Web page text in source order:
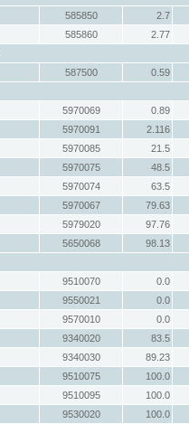
585850
2.7
585860
2.77
587500
0.59
5970069
0.89
5970091
2.116
5970085
21.5
5970075
48.5
5970074
63.5
5970067
79.63
5979020
97.76
5650068
98.13
9510070
0.0
9550021
0.0
9570010
0.0
9340020
83.5
9340030
89.23
9510075
100.0
9510095
100.0
9530020 100.0